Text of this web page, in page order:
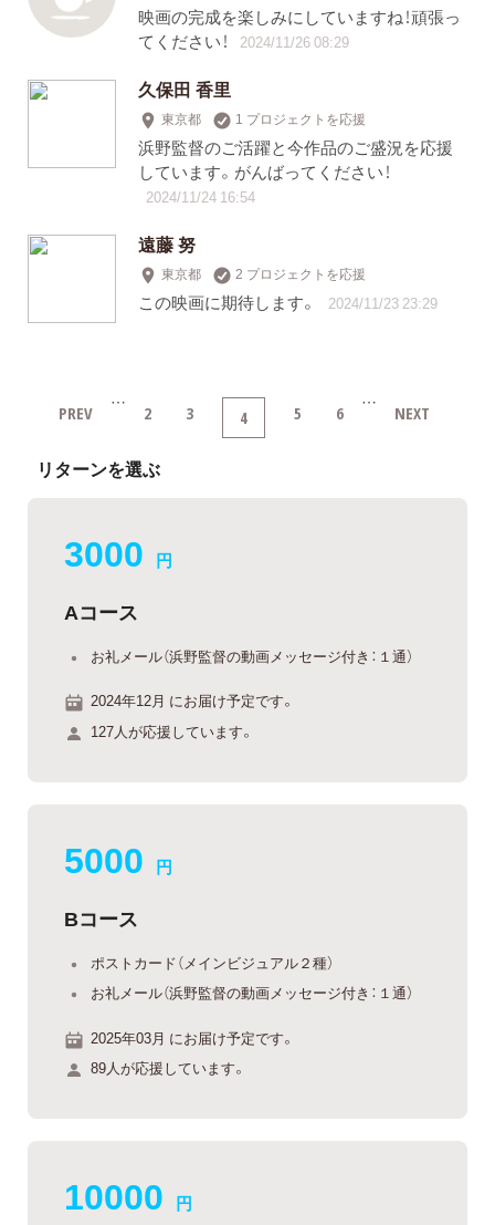
映画の完成を楽しみにしていますね！頑張っ
てください！
2024/11/26 08:29
久保田 香里
東京都 1 プロジェクトを応援
浜野監督のご活躍と今作品のご盛況を応援
しています。がんばってください！
2024/11/24 16:54
遠藤 努
東京都 2 プロジェクトを応援
この映画に期待します。 2024/11/23 23:29
PREV … 2 3 4 5 6 … NEXT
リターンを選ぶ
3000 円
Aコース
お礼メール（浜野監督の動画メッセージ付き：１通）
2024年12月 にお届け予定です。
127人が応援しています。
5000 円
Bコース
ポストカード（メインビジュアル２種）
お礼メール（浜野監督の動画メッセージ付き：１通）
2025年03月 にお届け予定です。
89人が応援しています。
10000 円